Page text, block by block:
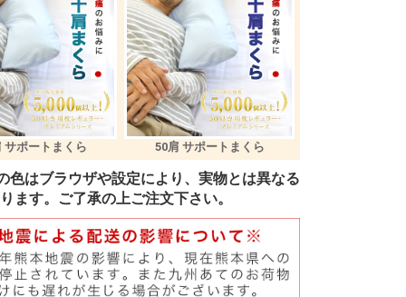
サポートまくら 50肩 サポートまくら
色はブラウザや設定により、実物とは異なる
ます。ご了承の上ご注文下さい。